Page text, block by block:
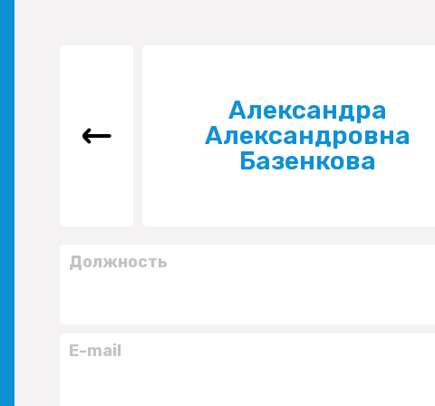
Александра
Александровна
Базенкова
Должность
E-mail